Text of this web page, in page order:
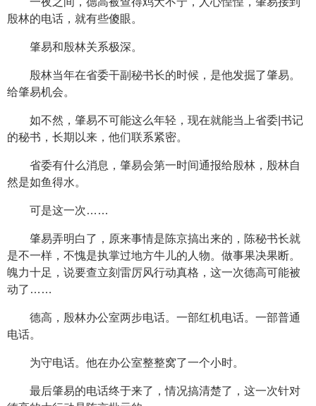
殷林的电话，就有些傻眼。
肇易和殷林关系极深。
殷林当年在省委干副秘书长的时候，是他发掘了肇易。
给肇易机会。
如不然，肇易不可能这么年轻，现在就能当上省委|书记
的秘书，长期以来，他们联系紧密。
省委有什么消息，肇易会第一时间通报给殷林，殷林自
然是如鱼得水。
可是这一次……
肇易弄明白了，原来事情是陈京搞出来的，陈秘书长就
是不一样，不愧是执掌过地方牛儿的人物。做事果决果断。
魄力十足，说要查立刻雷厉风行动真格，这一次德高可能被
动了……
德高，殷林办公室两步电话。一部红机电话。一部普通
电话。
为守电话。他在办公室整整窝了一个小时。
最后肇易的电话终于来了，情况搞清楚了，这一次针对